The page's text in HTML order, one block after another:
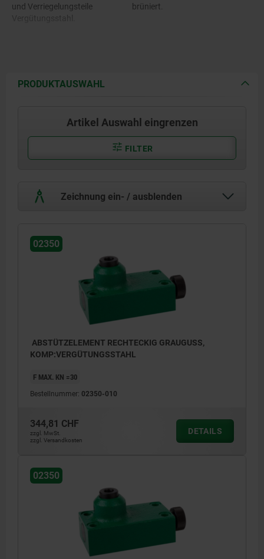
und Verriegelungsteile
brüniert.
PRODUKTAUSWAHL
Artikel Auswahl eingrenzen
FILTER
Zeichnung ein- / ausblenden
1) Zentrierloch für 02210
2) Gewindebohrung für: 02000-110, 02000-
310, 02000-910, 02030-10, 02030-101
02350
ABSTÜTZELEMENT RECHTECKIG GRAUGUSS,
KOMP:VERGÜTUNGSSTAHL
F MAX. KN =30
Bestellnummer: 02350-010
344,81 CHF
zzgl. MwSt.
zzgl. Versandkosten
DETAILS
02350